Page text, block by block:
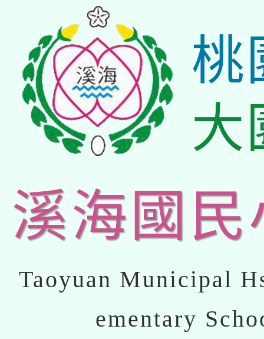
桃
大
溪海國民
Taoyuan Municipal
ementary